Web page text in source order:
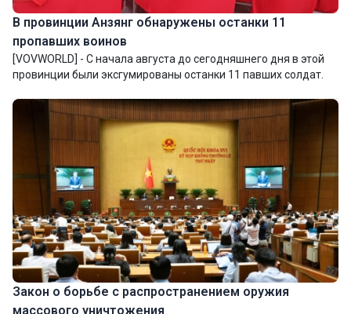
В провинции Анзянг обнаружены останки 11
пропавших воинов
[VOVWORLD] - С начала августа до сегодняшнего дня в этой
провинции были эксгумированы останки 11 павших солдат.
Закон о борьбе с распространением оружия
массового уничтожения